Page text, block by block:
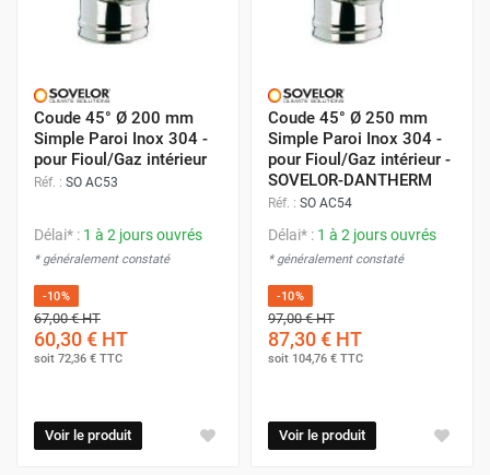
Coude 45° Ø 200 mm
Simple Paroi Inox 304 -
pour Fioul/Gaz intérieur
Réf. : SO AC53
Délai* : 1 à 2 jours ouvrés
* généralement constaté
-10%
67,00 €HT
60,30 € HT
soit 72,36 € TTC
Voir le produit
Coude 45° Ø 250 mm
Simple Paroi Inox 304 -
pour Fioul/Gaz intérieur -
SOVELOR-DANTHERM
Réf. : SO AC54
Délai* : 1 à 2 jours ouvrés
* généralement constaté
-10%
97,00 €HT
87,30 € HT
soit 104,76 € TTC
Voir le produit